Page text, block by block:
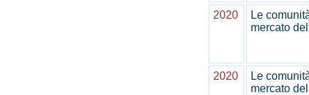
2020
Le
mercato
2020
Le
mercato